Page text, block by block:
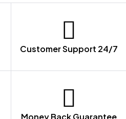
Customer Support 24/7
Money Back Guarantee